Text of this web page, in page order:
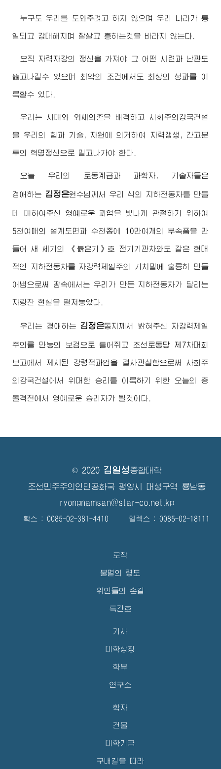
누구도 우리를 도와주려고 하지 않으며 우리 나라가 통
일되고 강대해지며 잘살고 흥하는것을 바라지 않는다.
오직 자력자강의 정신을 가져야 그 어떤 시련과 난관도
뚫고나갈수 있으며 최악의 조건에서도 최상의 성과를 이
룩할수 있다.
우리는 사대와 외세의존을 배격하고 사회주의강국건설
을 우리의 힘과 기술, 자원에 의거하여 자력갱생, 간고분
투의 혁명정신으로 밀고나가야 한다.
오늘 우리의 로동계급과 과학자, 기술자들은
경애하는 김정은원수님 께서 우리 식의 지하전동차를 만들
데 대하여주신 영예로운 과업을 빛나게 관철하기 위하여
5천여매의 설계도면과 수천종에 10만여개의 부속품을 만
들어 새 세기의 《붉은기》호 전기기관차와도 같은 현대
적인 지하전동차를 자강력제일주의 기치밑에 훌륭히 만들
어냄으로써 땅속에서는 우리가 만든 지하전동차가 달리는
자랑찬 현실을 펼쳐놓았다.
우리는 경애하는 김정은동지 께서 밝혀주신 자강력제일
주의를 만능의 보검으로 틀어쥐고 조선로동당 제7차대회
보고에서 제시된 강령적과업을 결사관철함으로써 사회주
의강국건설에서 위대한 승리를 이룩하기 위한 오늘의 총
돌격전에서 영예로운 승리자가 될것이다.
© 2020 김일성종합대학
조선민주주의인민공화국 평양시 대성구역 룡남동
ryongnamsan@star-co.net.kp
확스 : 0085-02-381-4410 텔렉스 : 0085-02-18111
로작
불멸의 령도
위인들의 손길
특간호
기사
대학상징
학부
연구소
학자
건물
대학기금
구내길을 따라